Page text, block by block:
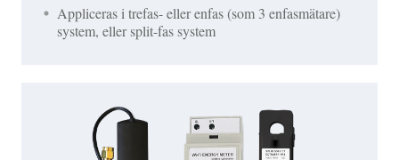
Appliceras i trefas- eller enfas (som 3 enfasmätare)
system, eller split-fas system